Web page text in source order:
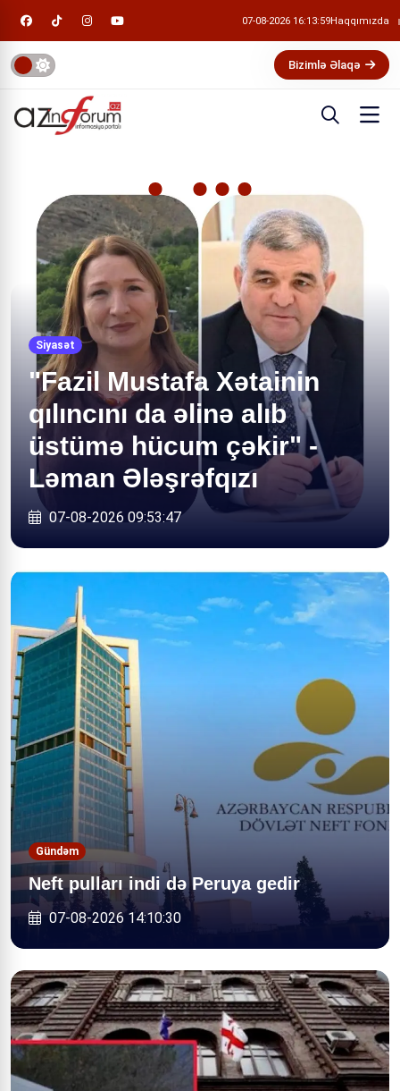
07-08-2026 16:14:00Haqqımızda
Bizimlə Əlaqə
Siyasət
"Fazil Mustafa Xətainin
qılıncını da əlinə alıb
üstümə hücum çəkir" -
Ləman Ələşrəfqızı
07-08-2026 09:53:47
Gündəm
Neft pulları indi də Peruya gedir
07-08-2026 14:10:30